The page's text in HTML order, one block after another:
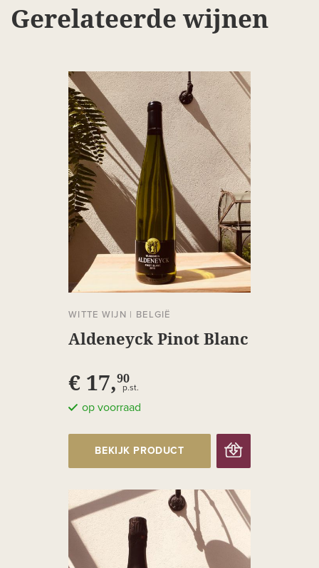
Gerelateerde wijnen
WITTE WIJN | BELGIË
Aldeneyck Pinot Blanc
€ 17,90
p.st.
op voorraad
BEKIJK PRODUCT